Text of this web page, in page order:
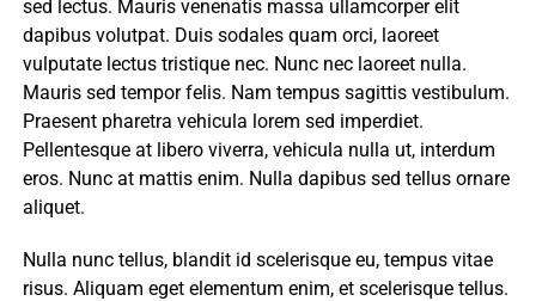
sed lectus. Mauris venenatis massa ullamcorper elit
dapibus volutpat. Duis sodales quam orci, laoreet
vulputate lectus tristique nec. Nunc nec laoreet nulla.
Mauris sed tempor felis. Nam tempus sagittis vestibulum.
Praesent pharetra vehicula lorem sed imperdiet.
Pellentesque at libero viverra, vehicula nulla ut, interdum
eros. Nunc at mattis enim. Nulla dapibus sed tellus ornare
aliquet.
Nulla nunc tellus, blandit id scelerisque eu, tempus vitae
risus. Aliquam eget elementum enim, et scelerisque tellus.